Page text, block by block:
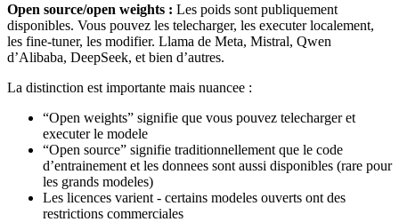
Open source/open weights : Les poids sont publiquement
disponibles. Vous pouvez les telecharger, les executer localement,
les fine-tuner, les modifier. Llama de Meta, Mistral, Qwen
d’Alibaba, DeepSeek, et bien d’autres.
La distinction est importante mais nuancee :
“Open weights” signifie que vous pouvez telecharger et
executer le modele
“Open source” signifie traditionnellement que le code
d’entrainement et les donnees sont aussi disponibles (rare pour
les grands modeles)
Les licences varient - certains modeles ouverts ont des
restrictions commerciales